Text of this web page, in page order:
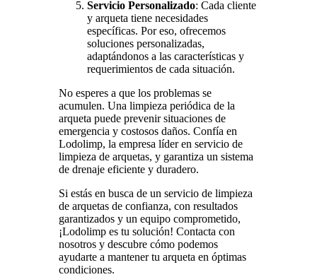
Servicio Personalizado: Cada cliente
y arqueta tiene necesidades
específicas. Por eso, ofrecemos
soluciones personalizadas,
adaptándonos a las características y
requerimientos de cada situación.
No esperes a que los problemas se
acumulen. Una limpieza periódica de la
arqueta puede prevenir situaciones de
emergencia y costosos daños. Confía en
Lodolimp, la empresa líder en servicio de
limpieza de arquetas, y garantiza un sistema
de drenaje eficiente y duradero.
Si estás en busca de un servicio de limpieza
de arquetas de confianza, con resultados
garantizados y un equipo comprometido,
¡Lodolimp es tu solución! Contacta con
nosotros y descubre cómo podemos
ayudarte a mantener tu arqueta en óptimas
condiciones.